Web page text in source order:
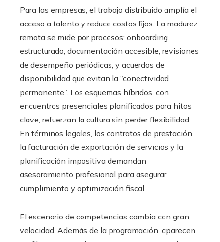
Para las empresas, el trabajo distribuido amplía el
acceso a talento y reduce costos fijos. La madurez
remota se mide por procesos: onboarding
estructurado, documentación accesible, revisiones
de desempeño periódicas, y acuerdos de
disponibilidad que evitan la “conectividad
permanente”. Los esquemas híbridos, con
encuentros presenciales planificados para hitos
clave, refuerzan la cultura sin perder flexibilidad.
En términos legales, los contratos de prestación,
la facturación de exportación de servicios y la
planificación impositiva demandan
asesoramiento profesional para asegurar
cumplimiento y optimización fiscal.
El escenario de competencias cambia con gran
velocidad. Además de la programación, aparecen